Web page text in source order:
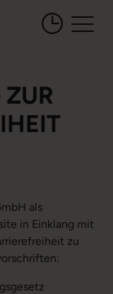
Öffnungszeiten
ZUR
als
in Einklang mit
zu